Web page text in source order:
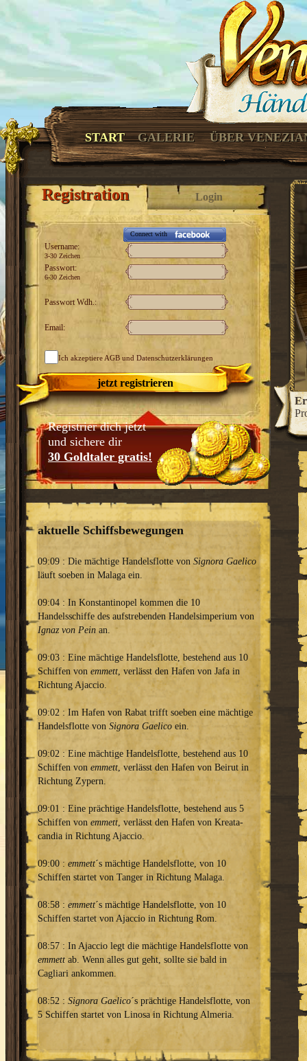
START GALERIE ÜBER
Registration Login
Connect with
Username:
3-30 Zeichen
Passwort:
6-30 Zeichen
Passwort Wdh.:
Email:
Ich akzeptiere AGB und Datenschutzerklärungen
jetzt registrieren
Registrier dich jetzt
und sichere dir
30 Goldtaler gratis!
aktuelle Schiffsbewegungen
09:09 : Die mächtige Handelsflotte von Signora Gaelico
läuft soeben in Malaga ein.
09:04 : In Konstantinopel kommen die 10
Handelsschiffe des aufstrebenden Handelsimperium von
Ignaz von Pein an.
09:03 : Eine mächtige Handelsflotte, bestehend aus 10
Schiffen von emmett, verlässt den Hafen von Jafa in
Richtung Ajaccio.
09:02 : Im Hafen von Rabat trifft soeben eine mächtige
Handelsflotte von Signora Gaelico ein.
09:02 : Eine mächtige Handelsflotte, bestehend aus 10
Schiffen von emmett, verlässt den Hafen von Beirut in
Richtung Zypern.
09:01 : Eine prächtige Handelsflotte, bestehend aus 5
Schiffen von emmett, verlässt den Hafen von Kreata-
candia in Richtung Ajaccio.
09:00 : emmett´s mächtige Handelsflotte, von 10
Schiffen startet von Tanger in Richtung Malaga.
08:58 : emmett´s mächtige Handelsflotte, von 10
Schiffen startet von Ajaccio in Richtung Rom.
08:57 : In Ajaccio legt die mächtige Handelsflotte von
emmett ab. Wenn alles gut geht, sollte sie bald in
Cagliari ankommen.
08:52 : Signora Gaelico´s prächtige Handelsflotte, von
5 Schiffen startet von Linosa in Richtung Almeria.
Stadtfürsten!Ergreife machtvolle Ämter und
zu einer glanzvollen Handelsmetropole aus.